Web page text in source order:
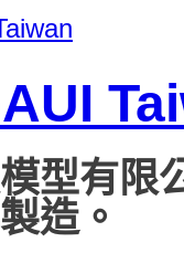
型有限
造。